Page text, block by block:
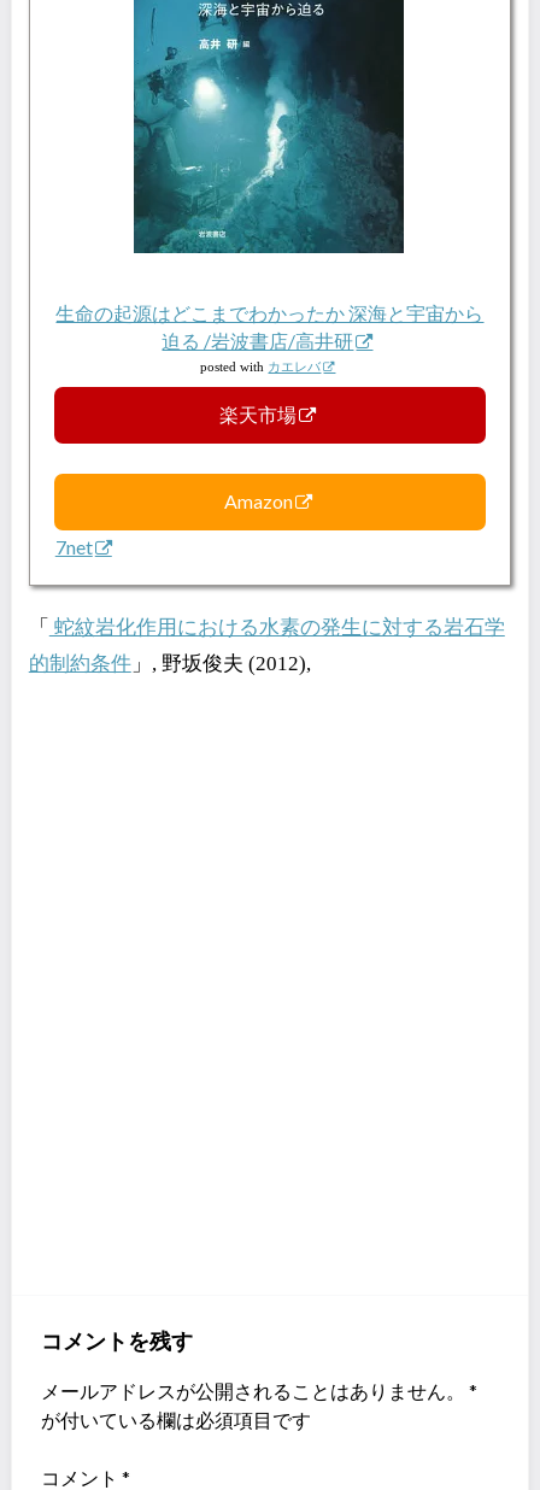
生命の起源はどこまでわかったか 深海と宇宙から
迫る /岩波書店/高井研
posted with カエレバ
楽天市場
Amazon
7net
「 蛇紋岩化作用における水素の発生に対する岩石学
的制約条件」, 野坂俊夫 (2012),
コメントを残す
メールアドレスが公開されることはありません。
*
が付いている欄は必須項目です
コメント *